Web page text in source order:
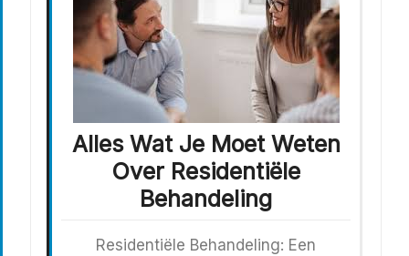
Alles Wat Je Moet Weten
Over Residentiële
Behandeling
Residentiële Behandeling: Een